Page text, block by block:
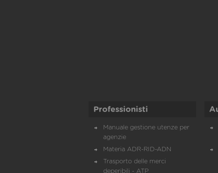
Professionisti
Manuale gestione utenze per
agenzie
Materia ADR-RID-ADN
Trasporto delle merci
deperibili - ATP